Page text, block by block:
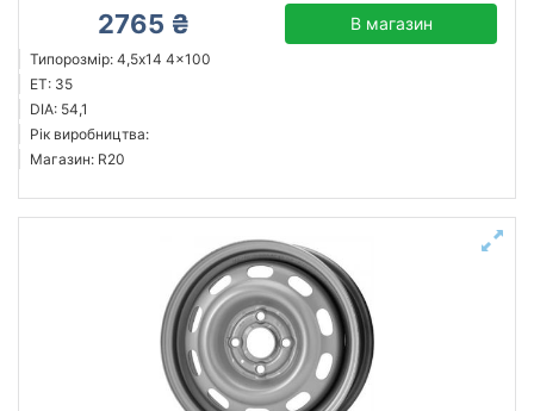
2765 ₴ В магазин
Типорозмір: 4,5x14 4x100
ET: 35
DIA: 54,1
Рік виробництва:
Магазин: R20